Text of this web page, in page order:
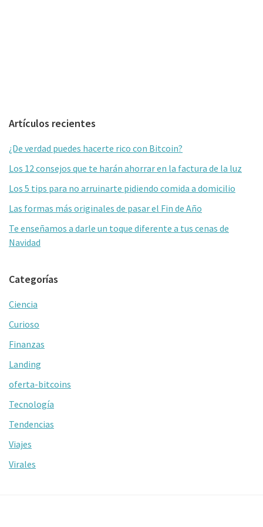
Barra
lateral
primaria
Artículos recientes
¿De verdad puedes hacerte rico con Bitcoin?
Los 12 consejos que te harán ahorrar en la factura de la luz
Los 5 tips para no arruinarte pidiendo comida a domicilio
Las formas más originales de pasar el Fin de Año
Te enseñamos a darle un toque diferente a tus cenas de
Navidad
Categorías
Ciencia
Curioso
Finanzas
Landing
oferta-bitcoins
Tecnología
Tendencias
Viajes
Virales